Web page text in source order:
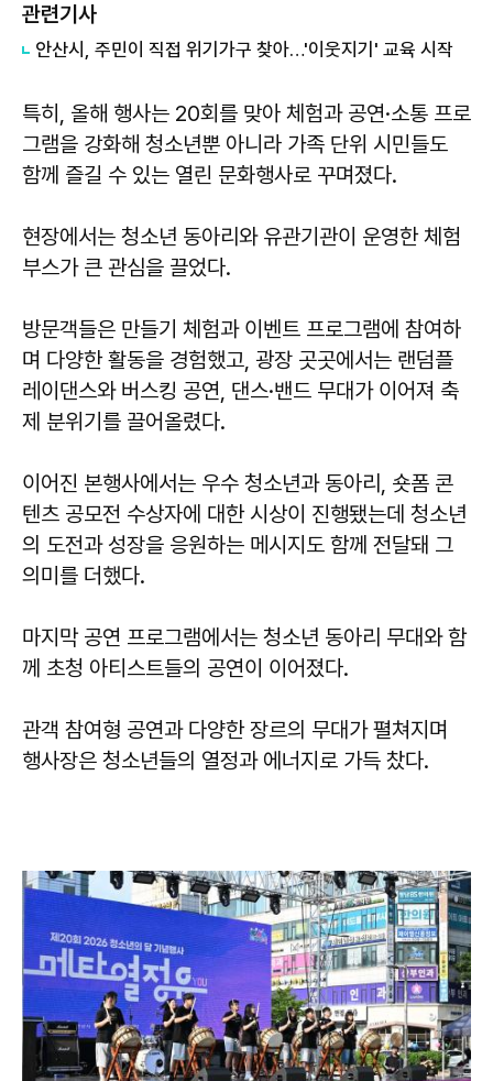
관련기사
안산시, 주민이 직접 위기가구 찾아…'이웃지기' 교육 시작
특히, 올해 행사는 20회를 맞아 체험과 공연·소통 프로
그램을 강화해 청소년뿐 아니라 가족 단위 시민들도
함께 즐길 수 있는 열린 문화행사로 꾸며졌다.
현장에서는 청소년 동아리와 유관기관이 운영한 체험
부스가 큰 관심을 끌었다.
방문객들은 만들기 체험과 이벤트 프로그램에 참여하
며 다양한 활동을 경험했고, 광장 곳곳에서는 랜덤플
레이댄스와 버스킹 공연, 댄스·밴드 무대가 이어져 축
제 분위기를 끌어올렸다.
이어진 본행사에서는 우수 청소년과 동아리, 숏폼 콘
텐츠 공모전 수상자에 대한 시상이 진행됐는데 청소년
의 도전과 성장을 응원하는 메시지도 함께 전달돼 그
의미를 더했다.
마지막 공연 프로그램에서는 청소년 동아리 무대와 함
께 초청 아티스트들의 공연이 이어졌다.
관객 참여형 공연과 다양한 장르의 무대가 펼쳐지며
행사장은 청소년들의 열정과 에너지로 가득 찼다.